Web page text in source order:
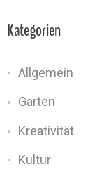
Kategorien
Allgemein
Garten
Kreativität
Kultur